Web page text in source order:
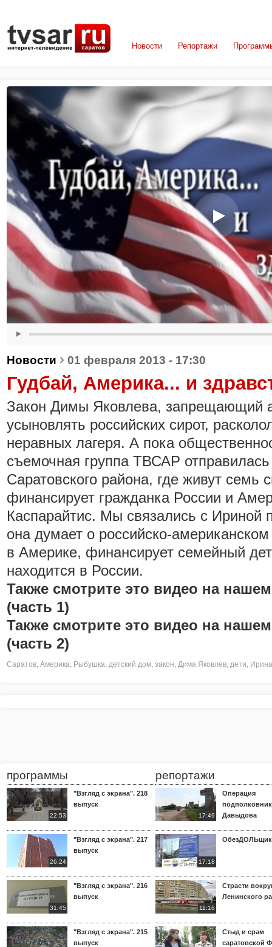
Новости Репортажи
Новости › 01 февраля 2013 - 17:30
Гудбай, Америка... и
Закон Димы Яковлева, запрещающий
усыновлять российских сирот,
неравных лагеря. А пока
съемочная группа ТВСАР
Саратовского района, где живут семь
финансирует гражданка России и
Каспарайтис. Мы связались с Ириной
она думает о российско-
в Америке, финансирует семейный
находится в России.
Также смотрите это видео на
(часть 1)
Также смотрите это видео на
(часть 2)
Саратов, Америка, Рыбушка, детский дом, закон, Дима Яковлев, дети,
программы
22:53
"Взгляд с экрана". 218
выпуск
26:24
"Взгляд с экрана". 217
выпуск
31:45
"Взгляд с экрана". 216
выпуск
"Взгляд с экрана". 215
выпуск
репортажи
17:49
Операция
Давыдова
17:18
11:16
Страсти
Ленинского
Стыд и срам
саратовской